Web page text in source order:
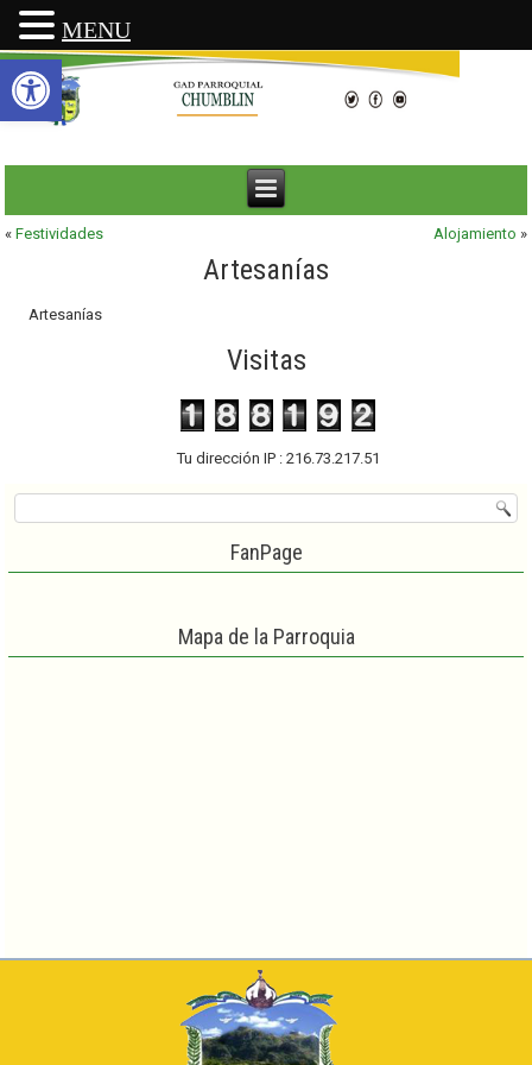
Abrir barra de herramientas
«Festividades Alojamiento »
Artesanías
Artesanías
Visitas
Tu dirección IP : 216.73.217.51
FanPage
Mapa de la Parroquia
MENU